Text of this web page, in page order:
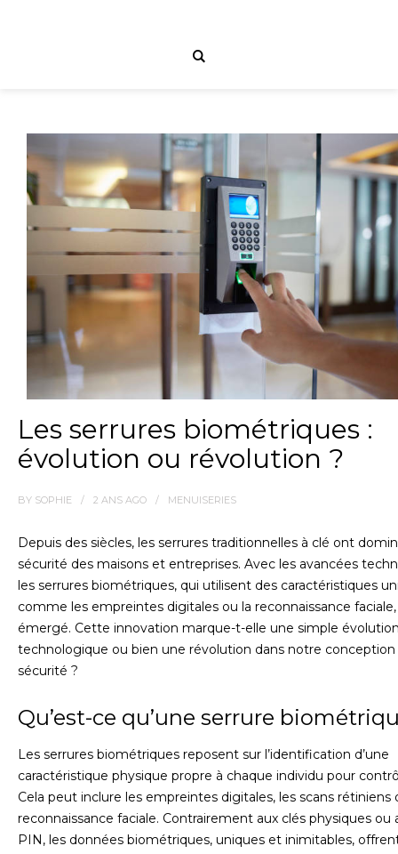
Les serrures biométriques :
évolution ou révolution ?
BY SOPHIE 2 ANS AGO MENUISERIES
Depuis des siècles, les serrures traditionnelles à clé ont
sécurité des maisons et entreprises. Avec les avancées
les serrures biométriques, qui utilisent des caractéristiques
comme les empreintes digitales ou la reconnaissance
émergé. Cette innovation marque-t-elle une simple
technologique ou bien une révolution dans notre conception
sécurité ?
Qu’est-ce qu’une serrure
Les serrures biométriques reposent sur l’identification d’une
caractéristique physique propre à chaque individu pour
Cela peut inclure les empreintes digitales, les scans rétiniens
reconnaissance faciale. Contrairement aux clés physiques ou
PIN, les données biométriques, uniques et inimitables,